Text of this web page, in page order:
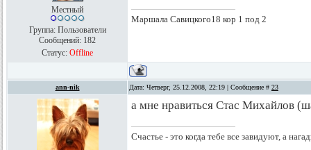
Местный
Группа: Пользователи
Сообщений: 182
Статус: Offline
Маршала Савицкого18 кор 1 под 2
ann-nik Дата: Четверг, 25.12.2008, 22:19 | Сообщение # 23
а мне нравиться Стас Михайлов
Счастье - это когда тебе все завидуют, а